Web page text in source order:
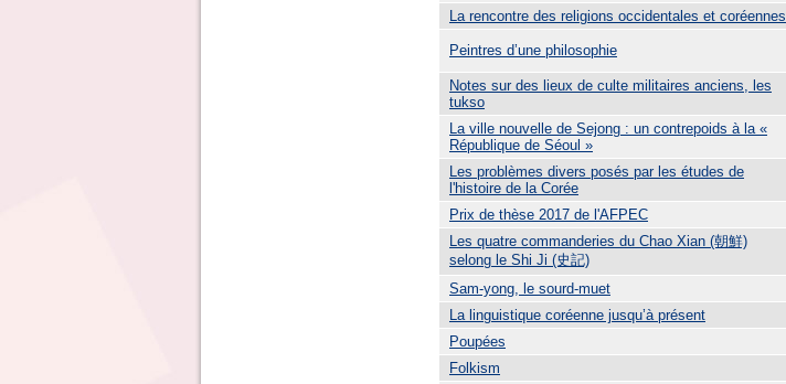
La rencontre des religions occidentales et coréennes
Peintres d’une philosophie
Notes sur des lieux de culte militaires anciens, les
tukso
La ville nouvelle de Sejong : un contrepoids à la «
République de Séoul »
Les problèmes divers posés par les études de
l'histoire de la Corée
Prix de thèse 2017 de l'AFPEC
Les quatre commanderies du Chao Xian (朝鮮)
selong le Shi Ji (史記)
Sam-yong, le sourd-muet
La linguistique coréenne jusqu’à présent
Poupées
Folkism